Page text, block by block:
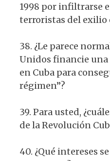
1998 por infiltrarse
terroristas del exilio
38. ¿Le parece
Unidos financie
en Cuba para
régimen”?
39. Para usted,
de la Revolución
40. ¿Qué intereses